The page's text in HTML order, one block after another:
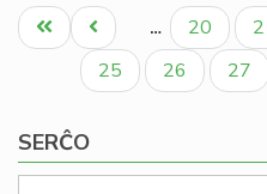
Pagination
Unua
paĝo
Antaŭa
paĝo
… Paĝo
20
Paĝo
25 Paĝo
26 27
SERĈO